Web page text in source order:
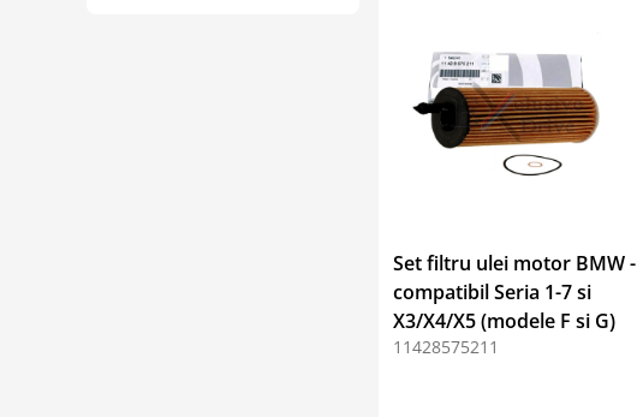
Set filtru ulei motor BMW -
compatibil Seria 1-7 si
X3/X4/X5 (modele F si G)
11428575211